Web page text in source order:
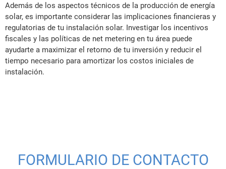
Además de los aspectos técnicos de la producción de energía
solar, es importante considerar las implicaciones financieras y
regulatorias de tu instalación solar. Investigar los incentivos
fiscales y las políticas de net metering en tu área puede
ayudarte a maximizar el retorno de tu inversión y reducir el
tiempo necesario para amortizar los costos iniciales de
instalación.
FORMULARIO DE CONTACTO